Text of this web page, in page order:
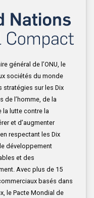
général de l’ONU, le
sociétés du monde
stratégies sur les Dix
de l’homme, de la
la lutte contre la
et d’augmenter
respectant les Dix
développement
et des
Avec plus de 15
basés dans
le Pacte Mondial de